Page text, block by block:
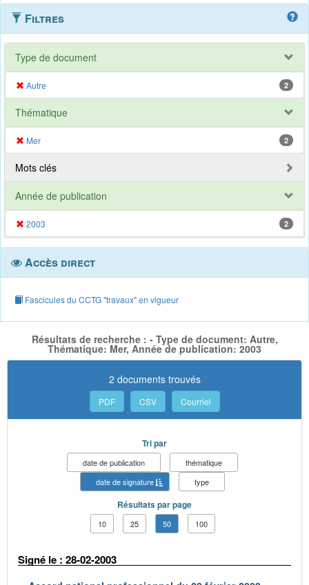
Filtres
Type de document
Autre 2
Thématique
Mer 2
Mots clés
Année de publication
2003 2
Accès direct
Fascicules du CCTG "travaux" en vigueur
Résultats de recherche : - Type de document: Autre,
Thématique: Mer, Année de publication: 2003
2 documents trouvés
PDF CSV Courriel
Tri par
date de publication
thématique
date de signature
type
Résultats par page
10 25 50 100
Signé le : 28-02-2003